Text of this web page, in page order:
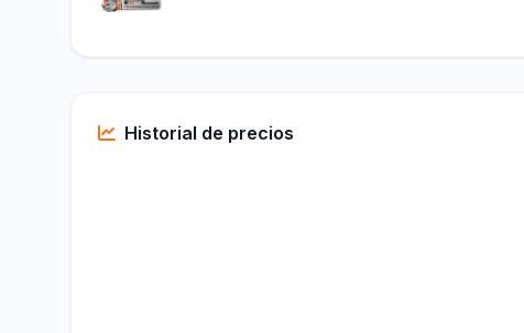
Historial de precios